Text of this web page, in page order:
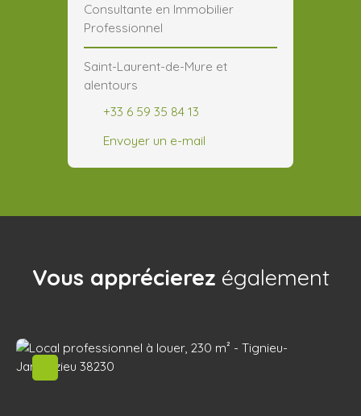
Consultante en Immobilier
Professionnel
Saint-Laurent-de-Mure et
alentours
+33 6 59 35 84 13
Envoyer un e-mail
Vous apprécierez également